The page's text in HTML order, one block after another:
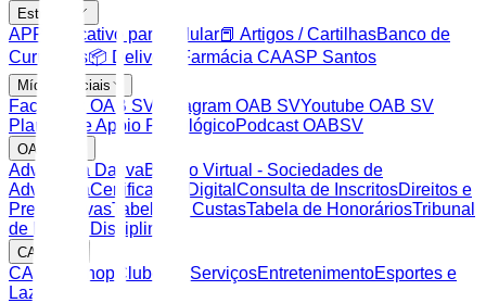
Estrutura
APP Aplicativo para celular📕 Artigos / CartilhasBanco de
Currículos📦 Delivery Farmácia CAASP Santos
Mídias Sociais
Facebook OAB SV Instagram OAB SVYoutube OAB SV
Plantão de Apoio PsicológicoPodcast OABSV
OAB SP
Advocacia DativaBalcão Virtual - Sociedades de
AdvocaciaCertificação Digital Consulta de InscritosDireitos e
PrerrogativasTabela de CustasTabela de HonoráriosTribunal
de Ética e Disciplina
CAASP
CAASP Shop Clube de ServiçosEntretenimentoEsportes e
Lazer